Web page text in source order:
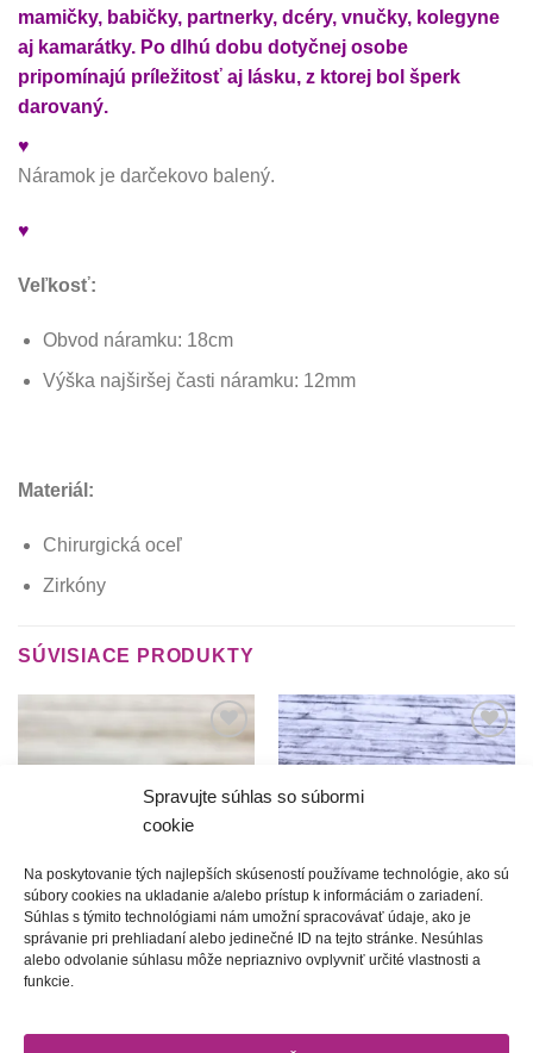
Spravujte súhlas so súbormi
cookie
Na poskytovanie tých najlepších skúseností používame technológie, ako sú
súbory cookies na ukladanie a/alebo prístup k informáciám o zariadení.
Súhlas s týmito technológiami nám umožní spracovávať údaje, ako je
správanie pri prehliadaní alebo jedinečné ID na tejto stránke. Nesúhlas
alebo odvolanie súhlasu môže nepriaznivo ovplyvniť určité vlastnosti a
funkcie.
mamičky, babičky, partnerky, dcéry, vnučky, kolegyne
aj kamarátky. Po dlhú dobu dotyčnej osobe
pripomínajú príležitosť aj lásku, z ktorej bol šperk
darovaný.
♥
Náramok je darčekovo balený.
♥
Veľkosť:
Obvod náramku: 18cm
Výška najširšej časti náramku: 12mm
Materiál:
Chirurgická oceľ
Zirkóny
SÚVISIACE PRODUKTY
si prosím
Hej Goraľu | dámsky náramok
(hnedý)
Túto
Z Čičmianskej chalúpky |